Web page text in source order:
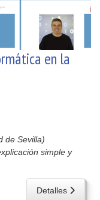
en la
de Sevilla)
simple y
Detalles